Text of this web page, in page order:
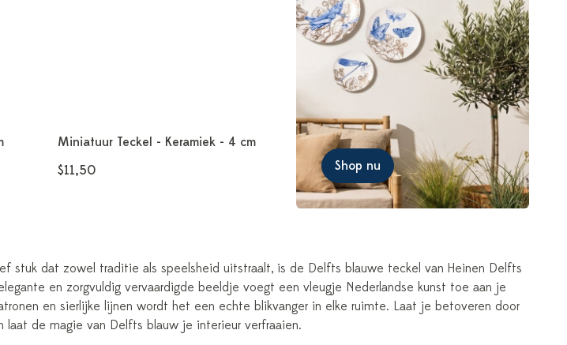
Miniatuur Teckel - Keramiek - 4 cm
$11,50
Shop nu
stuk dat zowel traditie als speelsheid uitstraalt, is de Delfts blauwe teckel van Heinen Delfts
en zorgvuldig vervaardigde beeldje voegt een vleugje Nederlandse kunst toe aan je
en sierlijke lijnen wordt het een echte blikvanger in elke ruimte. Laat je betoveren door
laat de magie van Delfts blauw je interieur verfraaien.